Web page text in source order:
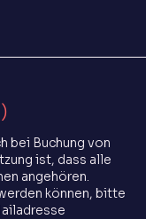
bei Buchung von
ist, dass alle
angehören.
können, bitte